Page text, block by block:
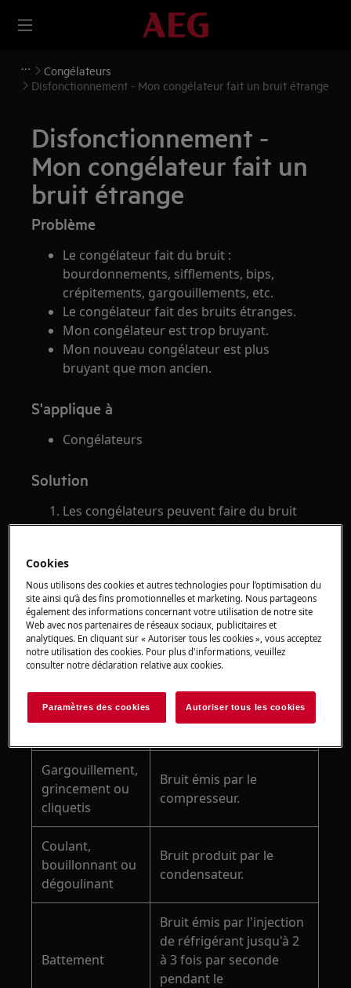
Congélateurs
Disfonctionnement - Mon congélateur fait un bruit étrange
Disfonctionnement -
Mon congélateur fait un
bruit étrange
Problème
Le congélateur fait du bruit :
bourdonnements, sifflements, bips,
crépitements, gargouillements, etc.
Le congélateur fait des bruits étranges.
Mon congélateur est trop bruyant.
Mon nouveau congélateur est plus
bruyant que mon ancien.
S'applique à
Congélateurs
Solution
Les congélateurs peuvent faire du bruit
lorsqu'ils fonctionnent.
compresseur, par le fluide frigorigène
circulant dans le circuit frigorifique ou par
un ventilateur.
Les bruits suivants peuvent se produire :
Gargouillement,
grincement ou
cliquetis
Bruit émis par le
compresseur.
Coulant,
bouillonnant ou
dégoulinant
Bruit produit par le
condensateur.
Battement
Bruit émis par l'injection
de réfrigérant jusqu'à 2
à 3 fois par seconde
pendant le
Cookies
Nous utilisons des cookies et autres technologies pour l’optimisation du
site ainsi qu’à des fins promotionnelles et marketing. Nous partageons
également des informations concernant votre utilisation de notre site
Web avec nos partenaires de réseaux sociaux, publicitaires et
analytiques. En cliquant sur « Autoriser tous les cookies », vous acceptez
notre utilisation des cookies. Pour plus d'informations, veuillez
consulter notre déclaration relative aux cookies.
Paramètres des cookies Autoriser tous les cookies